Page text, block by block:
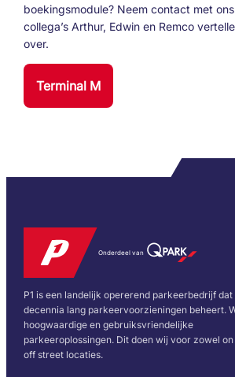
boekingsmodule? Neem contact met
collega’s Arthur, Edwin en Remco
over.
Terminal M
Onderdeel van
P1 is een landelijk opererend parkeerbedrijf dat
decennia lang parkeervoorzieningen beheert.
hoogwaardige en gebruiksvriendelijke
parkeeroplossingen. Dit doen wij voor zowel
off street locaties.